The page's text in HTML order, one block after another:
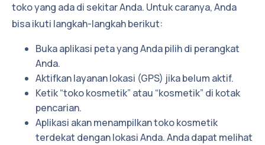
toko yang ada di sekitar Anda. Untuk caranya, Anda
bisa ikuti langkah-langkah berikut:
Buka aplikasi peta yang Anda pilih di perangkat
Anda.
Aktifkan layanan lokasi (GPS) jika belum aktif.
Ketik “toko kosmetik” atau “kosmetik” di kotak
pencarian.
Aplikasi akan menampilkan toko kosmetik
terdekat dengan lokasi Anda. Anda dapat melihat